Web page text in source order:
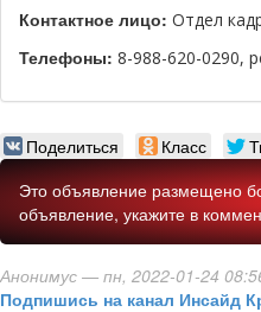
Контактное лицо: Отдел
Телефоны: 8-988-620-0290,
Поделиться Класс
Это объявление размещено
объявление, укажите в
Анонимус — пн, 2022-01-24
Подпишись на канал Инсайд